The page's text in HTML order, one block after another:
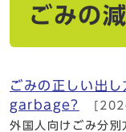
ごみの
ごみの正しい
garbage?
外国人向けごみ分別